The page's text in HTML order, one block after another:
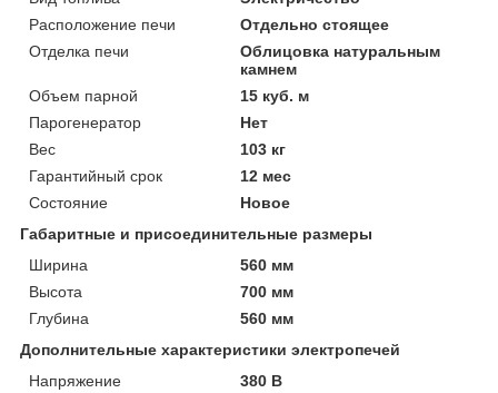
Расположение печи
Отдельно стоящее
Отделка печи
Облицовка натуральным
камнем
Объем парной
15 куб. м
Парогенератор
Нет
Вес
103 кг
Гарантийный срок
12 мес
Состояние
Новое
Габаритные и присоединительные размеры
Ширина
560 мм
Высота
700 мм
Глубина
560 мм
Дополнительные характеристики электропечей
Напряжение
380 В